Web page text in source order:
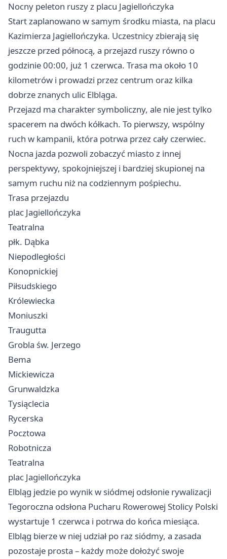
Nocny peleton ruszy z placu Jagiellończyka
Start zaplanowano w samym środku miasta, na placu
Kazimierza Jagiellończyka. Uczestnicy zbierają się
jeszcze przed północą, a przejazd ruszy równo o
godzinie 00:00, już 1 czerwca. Trasa ma około 10
kilometrów i prowadzi przez centrum oraz kilka
dobrze znanych ulic Elbląga.
Przejazd ma charakter symboliczny, ale nie jest tylko
spacerem na dwóch kółkach. To pierwszy, wspólny
ruch w kampanii, która potrwa przez cały czerwiec.
Nocna jazda pozwoli zobaczyć miasto z innej
perspektywy, spokojniejszej i bardziej skupionej na
samym ruchu niż na codziennym pośpiechu.
Trasa przejazdu
plac Jagiellończyka
Teatralna
płk. Dąbka
Niepodległości
Konopnickiej
Piłsudskiego
Królewiecka
Moniuszki
Traugutta
Grobla św. Jerzego
Bema
Mickiewicza
Grunwaldzka
Tysiąclecia
Rycerska
Pocztowa
Robotnicza
Teatralna
plac Jagiellończyka
Elbląg jedzie po wynik w siódmej odsłonie rywalizacji
Tegoroczna odsłona Pucharu Rowerowej Stolicy Polski
wystartuje 1 czerwca i potrwa do końca miesiąca.
Elbląg bierze w niej udział po raz siódmy, a zasada
pozostaje prosta – każdy może dołożyć swoje